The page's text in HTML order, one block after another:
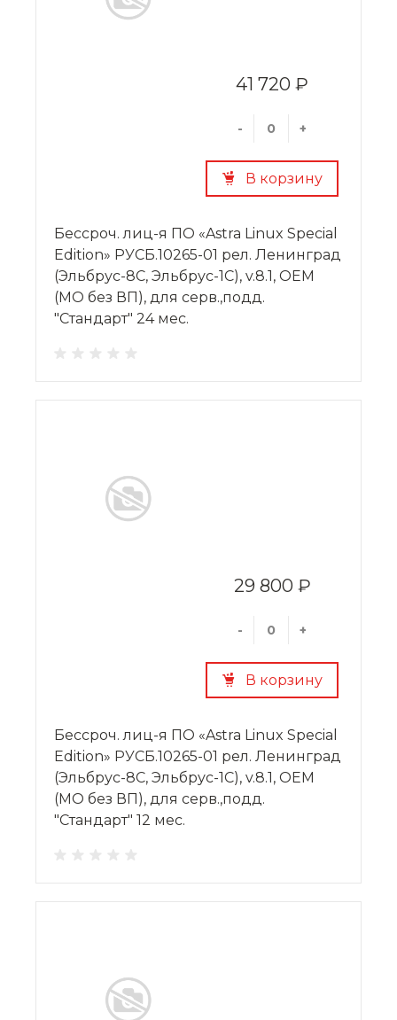
41 720 ₽
- +
В корзину
Бессроч. лиц-я ПО «Astra Linux Special
Edition» РУСБ.10265-01 рел. Ленинград
(Эльбрус-8С, Эльбрус-1С), v.8.1, OEM
(МО без ВП), для серв.,подд.
"Стандарт" 24 мес.
29 800 ₽
- +
В корзину
Бессроч. лиц-я ПО «Astra Linux Special
Edition» РУСБ.10265-01 рел. Ленинград
(Эльбрус-8С, Эльбрус-1С), v.8.1, OEM
(МО без ВП), для серв.,подд.
"Стандарт" 12 мес.